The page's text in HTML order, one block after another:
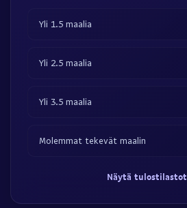
Yli 1.5 maalia
Yli 2.5 maalia
Yli 3.5 maalia
Molemmat tekevät maalin
Näytä tulostilastot